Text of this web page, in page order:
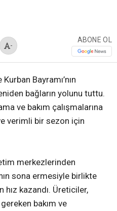
-
ABONE OL
Bayramı’nın
bağların yolunu tuttu.
ve bakım çalışmalarına
verimli bir sezon için
merkezlerinden
sona ermesiyle birlikte
hız kazandı. Üreticiler,
bakım ve